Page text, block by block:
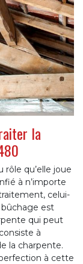
la
qu’elle joue
à n’importe
celui-
bûchage est
qui peut
à
la charpente.
à cette